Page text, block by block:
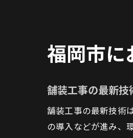
福岡市に
舗装工事の最新技
舗装工事の最新技術
の導入などが進み、